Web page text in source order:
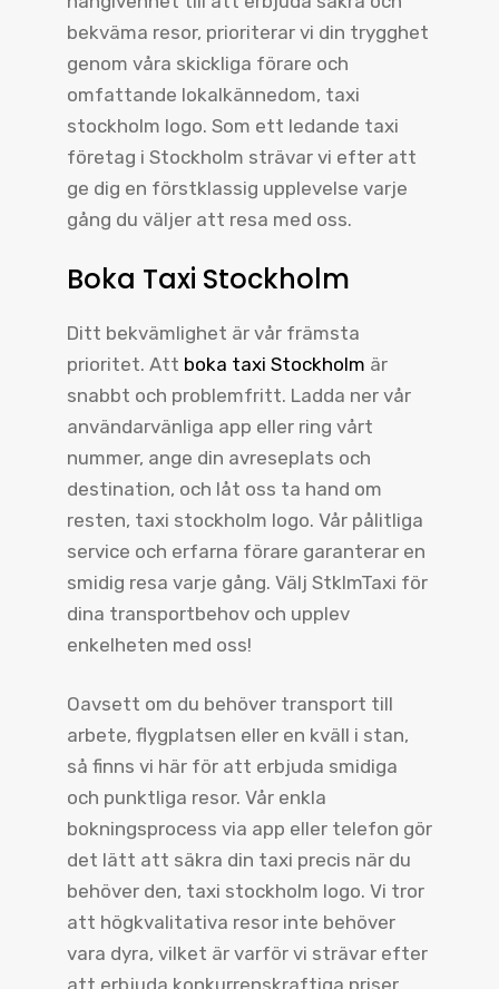
bekväma resor, prioriterar vi din trygghet
genom våra skickliga förare och
omfattande lokalkännedom, taxi
stockholm logo. Som ett ledande taxi
företag i Stockholm strävar vi efter att
ge dig en förstklassig upplevelse varje
gång du väljer att resa med oss.
Boka Taxi Stockholm
Ditt bekvämlighet är vår främsta
prioritet. Att boka taxi Stockholm är
snabbt och problemfritt. Ladda ner vår
användarvänliga app eller ring vårt
nummer, ange din avreseplats och
destination, och låt oss ta hand om
resten, taxi stockholm logo. Vår pålitliga
service och erfarna förare garanterar en
smidig resa varje gång. Välj StklmTaxi för
dina transportbehov och upplev
enkelheten med oss!
Oavsett om du behöver transport till
arbete, flygplatsen eller en kväll i stan,
så finns vi här för att erbjuda smidiga
och punktliga resor. Vår enkla
bokningsprocess via app eller telefon gör
det lätt att säkra din taxi precis när du
behöver den, taxi stockholm logo. Vi tror
att högkvalitativa resor inte behöver
vara dyra, vilket är varför vi strävar efter
att erbjuda konkurrenskraftiga priser.